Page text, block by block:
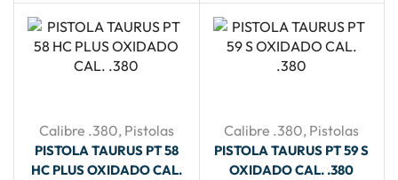
Calibre .380, Pistolas
PISTOLA TAURUS PT 58
HC PLUS OXIDADO CAL.
Calibre .380, Pistolas
PISTOLA TAURUS PT 59 S
OXIDADO CAL. .380